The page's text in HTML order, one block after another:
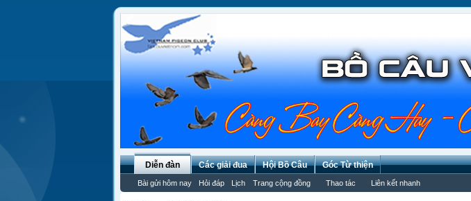
Diễn đàn
Bài gửi hôm nay Hỏi đáp Lịch Trang cộng đồng Thao tác Liên kết nhanh
Các giải đua Hội Bồ Câu Góc Từ thiện